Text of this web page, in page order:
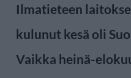
Ilmatieteen
kulunut kesä oli
Vaikka heinä-